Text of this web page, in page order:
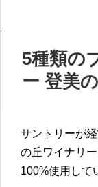
5種類の
ー 登美の
サントリーが
の丘ワイナリ
100%使用して